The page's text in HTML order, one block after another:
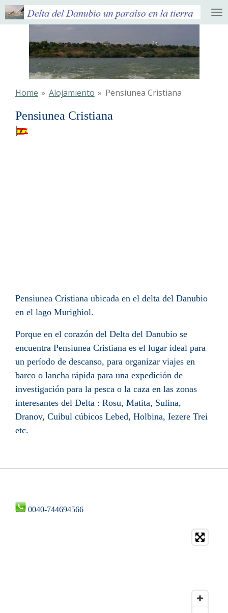
Ga
direct
hoofdinhoud
Home » Alojamiento » Pensiunea Cristiana
Pensiunea Cristiana
Pensiunea Cristiana ubicada en el delta del Danubio
en el lago Murighiol.
Porque en el corazón del Delta del Danubio se
encuentra Pensiunea Cristiana es el lugar ideal para
un período de descanso, para organizar viajes en
barco o lancha rápida para una expedición de
investigación para la pesca o la caza en las zonas
interesantes del Delta : Rosu, Matita, Sulina,
Dranov, Cuibul cúbicos Lebed, Holbina, Iezere Trei
etc.
0040-744694566